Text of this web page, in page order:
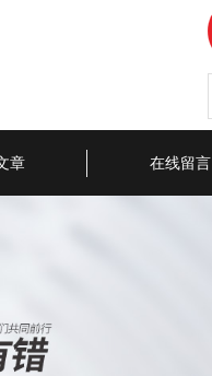
章 在线留言